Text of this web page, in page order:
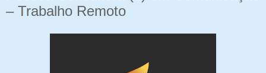
– Trabalho Remoto